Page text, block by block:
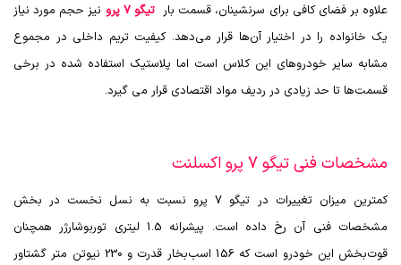
علاوه بر فضای کافی برای سرنشینان، قسمت بار تیگو 7 پرو
نیز حجم مورد نیاز
یک خانواده را در اختیار آن‌ها قرار می‌دهد.کیفیت تریم داخلی در مجموع
مشابه سایر خودروهای این کلاس است اما پلاستیک استفاده شده در برخی
قسمت‌ها تا حد زیادی در ردیف مواد اقتصادی قرار می گیرد.
مشخصات فنی تیگو 7 پرو اکسلنت
کمترین میزان تغییرات در تیگو 7 پرو نسبت به نسل نخست در بخش
مشخصات فنی آن رخ داده است. پیشرانه 1.5 لیتری توربوشارژر همچنان
قوت‌بخش این خودرو است که 156 اسب‌بخار قدرت و 230 نیوتن متر گشتاور